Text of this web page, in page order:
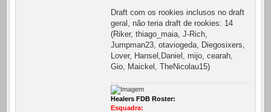
Draft com os rookies inclusos no draft
geral, não teria draft de rookies: 14
(Riker, thiago_maia, J-Rich,
Jumpman23, otaviogeda, Diegosixers,
Lover, Hansel,Daniel, mijo, cearah,
Gio, Maickel, TheNicolau15)
Healers FDB Roster:
Esquadra: